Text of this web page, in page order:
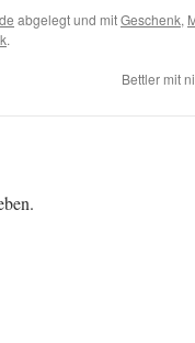
abgelegt und mitGeschenk,
.
Bettler mit